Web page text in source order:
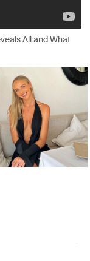
All and What